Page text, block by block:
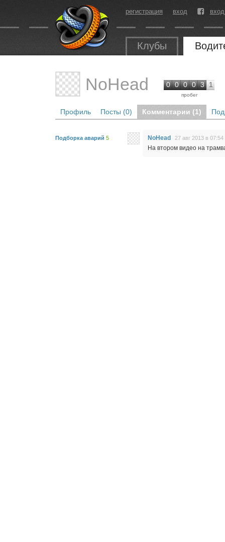
регистрация вход
Клубы
NoHead 0 0 0 0 3 1
пробег
Профиль Посты (0) Комментарии (1)
Подборка аварий 5 NoHead 27 авг 2013 в 07:54
На втором видео на